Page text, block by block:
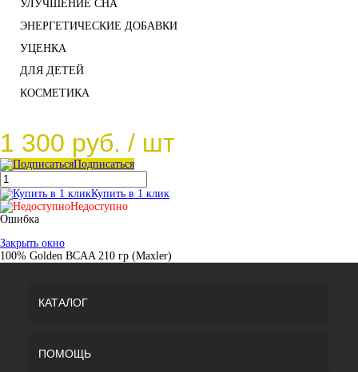
УЛУЧШЕНИЕ СНА
ЭНЕРГЕТИЧЕСКИЕ ДОБАВКИ
УЦЕНКА
ДЛЯ ДЕТЕЙ
КОСМЕТИКА
1 300 руб. / шт
Подписаться
Купить в 1 клик
Недоступно
Ошибка
Закрыть окно
100% Golden BCAA 210 гр (Maxler)
КАТАЛОГ
ПОМОЩЬ